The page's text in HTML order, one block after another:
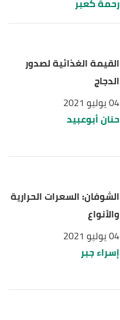
القيمة الغذائية لصدور
الدجاج
04 يوليو 2021
حنان أبوعبيد
الشوفان: السعرات الحرارية
والأنواع
04 يوليو 2021
إسراء جبر